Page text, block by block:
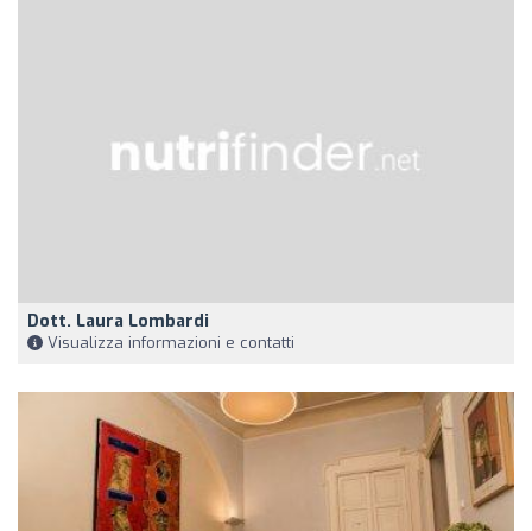
Dott. Laura Lombardi
Visualizza informazioni e contatti